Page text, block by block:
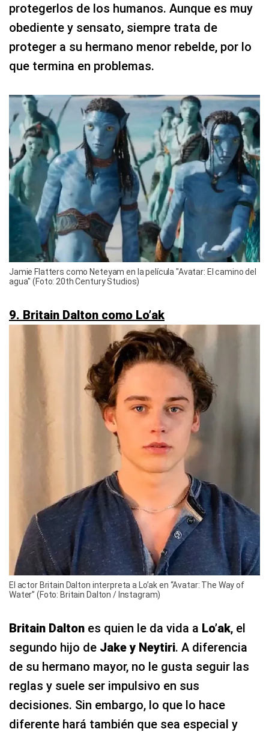
protegerlos de los humanos. Aunque es muy
obediente y sensato, siempre trata de
proteger a su hermano menor rebelde, por lo
que termina en problemas.
Jamie Flatters como Neteyam en la película "Avatar: El camino del
agua" (Foto: 20th Century Studios)
9. Britain Dalton como Lo’ak
El actor Britain Dalton interpreta a Lo’ak en “Avatar: The Way of
Water” (Foto: Britain Dalton / Instagram)
Britain Dalton es quien le da vida a Lo’ak, el
segundo hijo de Jake y Neytiri. A diferencia
de su hermano mayor, no le gusta seguir las
reglas y suele ser impulsivo en sus
decisiones. Sin embargo, lo que lo hace
diferente hará también que sea especial y